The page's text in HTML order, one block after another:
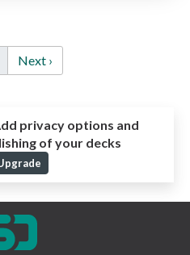
Next ›
privacy options and
of your decks